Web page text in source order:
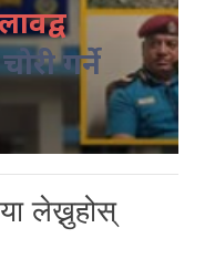
चोरी गर्ने
लेख्नुहोस्